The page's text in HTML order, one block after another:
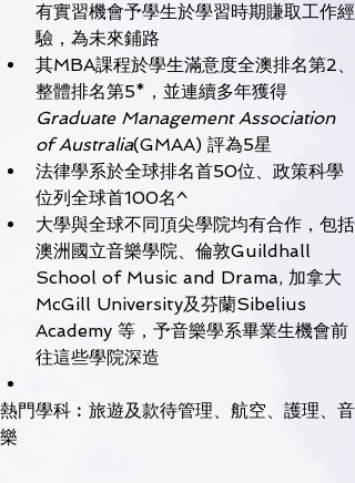
有實習機會予學生於學習時期賺取工作經
驗，為未來鋪路
其MBA課程於學生滿意度全澳排名第2、
整體排名第5*，並連續多年獲得
Graduate Management Association
of Australia(GMAA) 評為5星
法律學系於全球排名首50位、政策科學
位列全球首100名^
大學與全球不同頂尖學院均有合作，包括
澳洲國立音樂學院、倫敦Guildhall
School of Music and Drama, 加拿大
McGill University及芬蘭Sibelius
Academy 等，予音樂學系畢業生機會前
往這些學院深造
熱門學科︰旅遊及款待管理、航空、護理、音
樂